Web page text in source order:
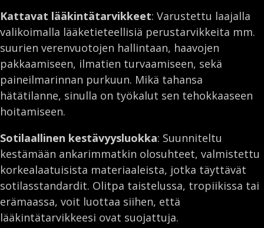
Kattavat lääkintätarvikkeet: Varustettu laajalla
valikoimalla lääketieteellisiä perustarvikkeita mm.
suurien verenvuotojen hallintaan, haavojen
pakkaamiseen, ilmatien turvaamiseen, sekä
paineilmarinnan purkuun. Mikä tahansa
hätätilanne, sinulla on työkalut sen tehokkaaseen
hoitamiseen.
Sotilaallinen kestävyysluokka: Suunniteltu
kestämään ankarimmatkin olosuhteet, valmistettu
korkealaatuisista materiaaleista, jotka täyttävät
sotilasstandardit. Olitpa taistelussa, tropiikissa tai
erämaassa, voit luottaa siihen, että
lääkintätarvikkeesi ovat suojattuja.